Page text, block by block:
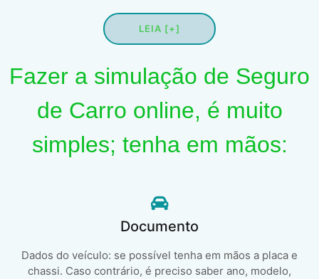
LEIA [+]
Fazer a simulação de Seguro
de Carro online, é muito
simples; tenha em mãos:
Documento
Dados do veículo: se possível tenha em mãos a placa e
chassi. Caso contrário, é preciso saber ano, modelo,